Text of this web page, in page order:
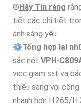
®️ Hãy Tin rằng
tiết các chi tiết
ánh sáng yếu.
⚙Tổng hợp lại
sắc nét VPH-
việc giám sát và
thiếu sáng với
nhanh hơn H.265/